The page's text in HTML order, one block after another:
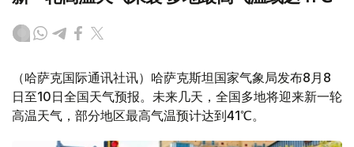
（哈萨克国际通讯社讯）哈萨克斯坦国家气象局发布8月8
日至10日全国天气预报。未来几天，全国多地将迎来新一轮
高温天气，部分地区最高气温预计达到41℃。